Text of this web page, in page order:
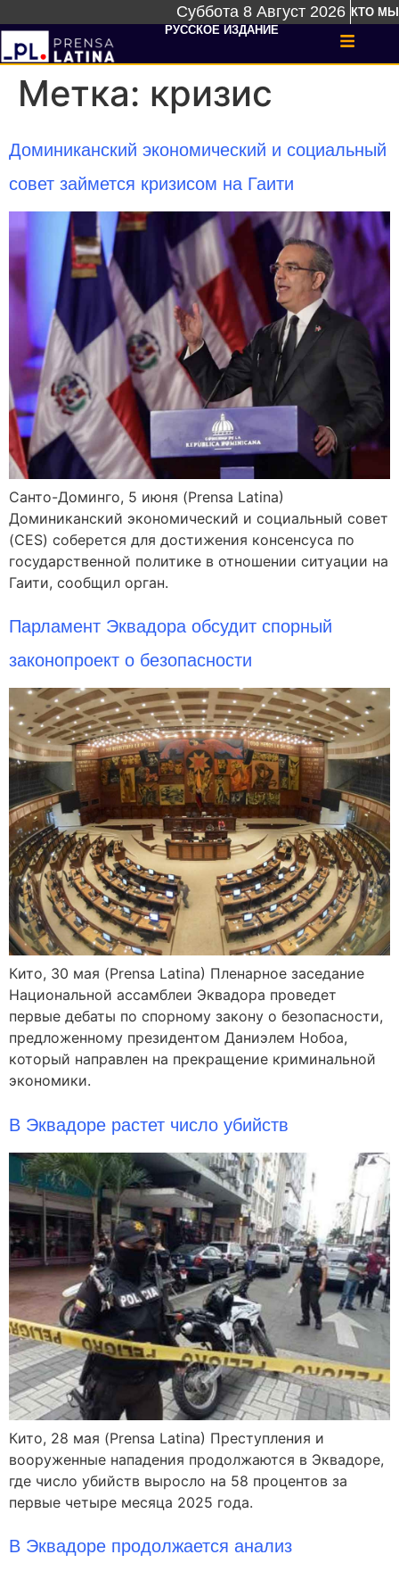
Суббота 8 Август 2026 КТО МЫ
РУССКОЕ ИЗДАНИЕ
Метка: кризис
Доминиканский экономический и социальный
совет займется кризисом на Гаити
Санто-Доминго, 5 июня (Prensa Latina)
Доминиканский экономический и социальный совет
(CES) соберется для достижения консенсуса по
государственной политике в отношении ситуации на
Гаити, сообщил орган.
Парламент Эквадора обсудит спорный
законопроект о безопасности
Кито, 30 мая (Prensa Latina) Пленарное заседание
Национальной ассамблеи Эквадора проведет
первые дебаты по спорному закону о безопасности,
предложенному президентом Даниэлем Нобоа,
который направлен на прекращение криминальной
экономики.
В Эквадоре растет число убийств
Кито, 28 мая (Prensa Latina) Преступления и
вооруженные нападения продолжаются в Эквадоре,
где число убийств выросло на 58 процентов за
первые четыре месяца 2025 года.
В Эквадоре продолжается анализ